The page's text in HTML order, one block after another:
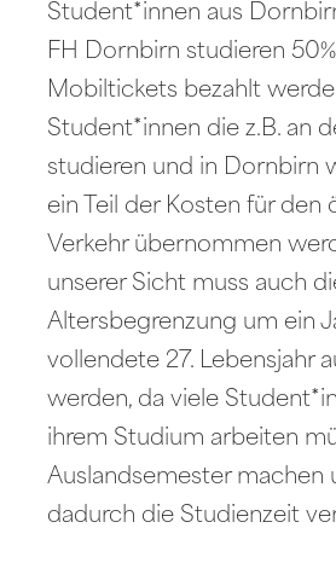
Student*innen aus
FH Dornbirn studieren
Mobiltickets bezahlt
Student*innen die z.B. an
studieren und in Dornbirn
ein Teil der Kosten für den
Verkehr übernommen
unserer Sicht muss auch
Altersbegrenzung um ein
vollendete 27. Lebensjahr
werden, da viele
ihrem Studium arbeiten
Auslandsemester machen
dadurch die Studienzeit